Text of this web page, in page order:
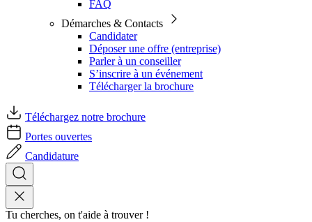
FAQ
Démarches & Contacts
Candidater
Déposer une offre (entreprise)
Parler à un conseiller
S’inscrire à un événement
Télécharger la brochure
Téléchargez notre brochure
Portes ouvertes
Candidature
Tu cherches, on t'aide à trouver !